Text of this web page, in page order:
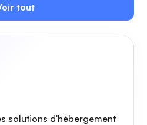
tout
solutions d'hébergement